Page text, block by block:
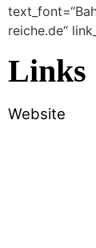
reiche.de“
Links
Website